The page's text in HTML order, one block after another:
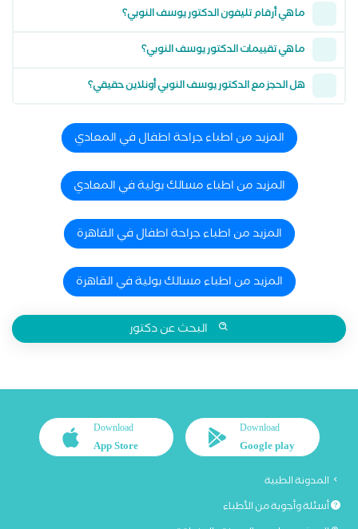
ما هي أرقام تليفون الدكتور يوسف النوبي؟
ما هي تقييمات الدكتور يوسف النوبي؟
هل الحجز مع الدكتور يوسف النوبي أونلاين حقيقي؟
المزيد من اطباء جراحة اطفال في المعادي
المزيد من اطباء مسالك بولية في المعادي
المزيد من اطباء جراحة اطفال في القاهرة
المزيد من اطباء مسالك بولية في القاهرة
البحث عن دكتور
Download
Google play
Download
App Store
المدونة الطبية
أسئلة وأجوبة من الأطباء